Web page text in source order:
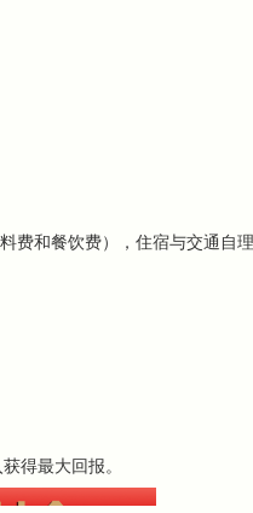
料费和餐饮费） ，住宿与交通自
得最大回报。